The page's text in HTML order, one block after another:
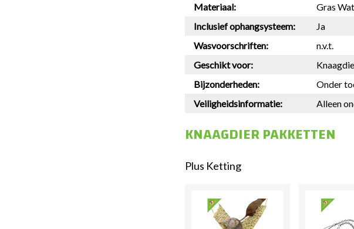
Materiaal:
Gras
Inclusief ophangsysteem:
Ja
Wasvoorschriften:
n.v.t.
Geschikt voor:
Bijzonderheden:
Onder
Veiligheidsinformatie:
Alleen
KNAAGDIER PAKKETTEN
Plus Ketting